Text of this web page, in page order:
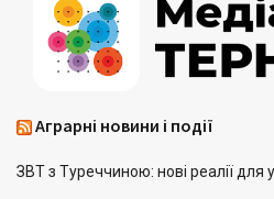
Аграрні новини і події
ЗВТ з Туреччиною: нові реалії для